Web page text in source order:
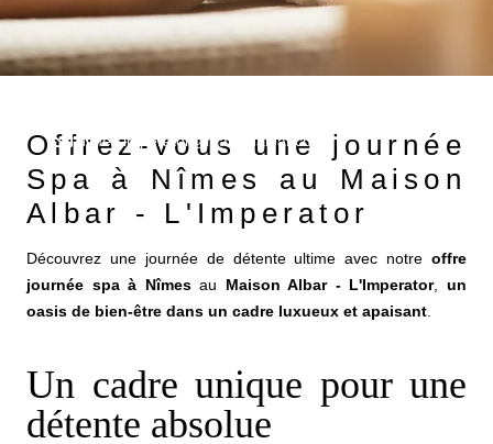
nimes.imperator@maisonalbar.com
Offrez-vous une journée
Spa à Nîmes au Maison
Albar - L'Imperator
Découvrez une journée de détente ultime avec notre offre
journée spa à Nîmesau Maison Albar - L'Imperator,un
oasis de bien-être dans un cadre luxueux et apaisant
Un cadre unique pour une
détente absolue